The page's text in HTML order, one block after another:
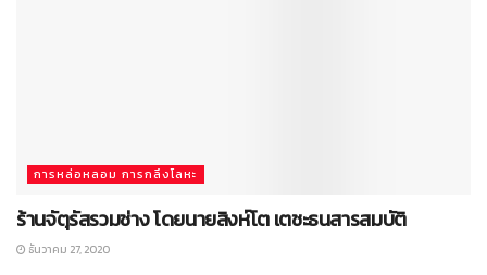
การหล่อหลอม การกลึงโลหะ
ร้านจัตุรัสรวมช่าง โดยนายสิงห์โต เตชะธนสารสมบัติ
ธันวาคม 27, 2020